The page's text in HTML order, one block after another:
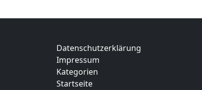
Datenschutzerklärung
Impressum
Kategorien
Startseite